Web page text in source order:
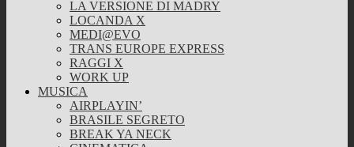
LA VERSIONE DI MADRY
LOCANDA X
MEDI@EVO
TRANS EUROPE EXPRESS
RAGGI X
WORK UP
MUSICA
AIRPLAYIN’
BRASILE SEGRETO
BREAK YA NECK